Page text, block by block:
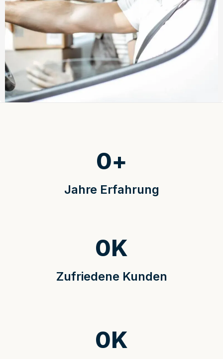
Jahre Erfahrung
0+
Zufriedene Kunden
0K
0K